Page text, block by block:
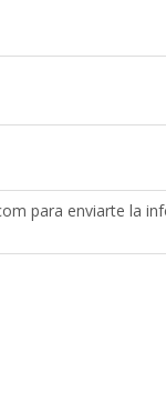
para enviarte la